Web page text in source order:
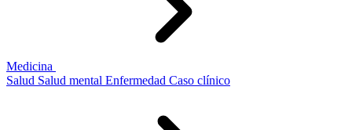
Medicina
Salud Salud mental Enfermedad Caso clínico